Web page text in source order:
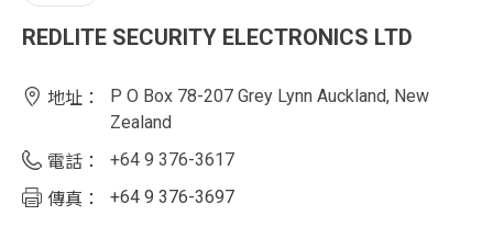
REDLITE SECURITY ELECTRONICS LTD
地址：
P O Box 78-207 Grey Lynn Auckland, New
Zealand
電話：
+64 9 376-3617
傳真：
+64 9 376-3697